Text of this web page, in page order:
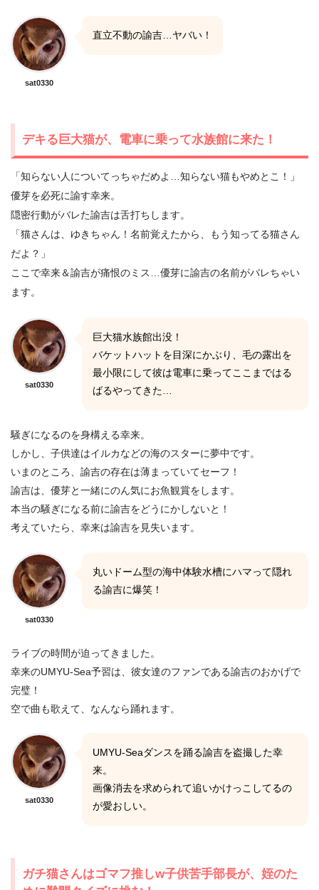
sat0330
直立不動の諭吉…ヤバい！
デキる巨大猫が、電車に乗って水族館に来た！
「知らない人についてっちゃだめよ…知らない猫もやめとこ！」
優芽を必死に諭す幸来。
隠密行動がバレた諭吉は舌打ちします。
「猫さんは、ゆきちゃん！名前覚えたから、もう知ってる猫さん
だよ？」
ここで幸来＆諭吉が痛恨のミス…優芽に諭吉の名前がバレちゃい
ます。
sat0330
巨大猫水族館出没！
バケットハットを目深にかぶり、毛の露出を
最小限にして彼は電車に乗ってここまではる
ばるやってきた…
騒ぎになるのを身構える幸来。
しかし、子供達はイルカなどの海のスターに夢中です。
いまのところ、諭吉の存在は薄まっていてセーフ！
諭吉は、優芽と一緒にのん気にお魚観賞をします。
本当の騒ぎになる前に諭吉をどうにかしないと！
考えていたら、幸来は諭吉を見失います。
sat0330
丸いドーム型の海中体験水槽にハマって隠れ
る諭吉に爆笑！
ライブの時間が迫ってきました。
幸来のUMYU-Sea予習は、彼女達のファンである諭吉のおかげで
完璧！
空で曲も歌えて、なんなら踊れます。
sat0330
UMYU-Seaダンスを踊る諭吉を盗撮した幸
来。
画像消去を求められて追いかけっこしてるの
が愛おしい。
ガチ猫さんはゴマフ推しw子供苦手部長が、姪のた